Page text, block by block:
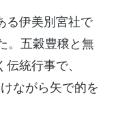
る伊美別宮社で
。五穀豊穣と無
統行事で、
ながら矢で的を